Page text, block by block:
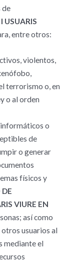
de
USUARIS
entre otros:
violentos,
terrorismo o, en
o al orden
o
de
o generar
físicos y
VIURE EN
así como
usuarios al
mediante el